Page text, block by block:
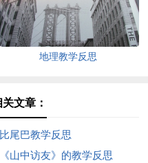
地理教学反思
文章：
比尾巴教学反思
《山中访友》的教学反思